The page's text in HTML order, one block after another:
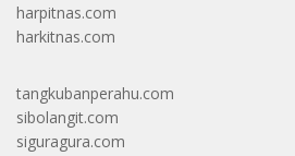
harpitnas.com
harkitnas.com
tangkubanperahu.com
sibolangit.com
siguragura.com